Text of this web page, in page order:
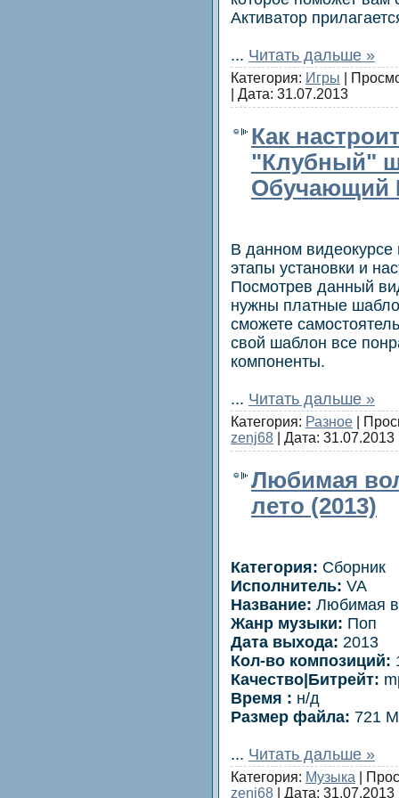
Активатор
... Читать дальше »
Категория: Игры |
| Дата: 31.07.2013
Как
"Клубный"
Обучающий
В данном
этапы установки и
Посмотрев данный
нужны платные
сможете
свой шаблон все
компоненты.
... Читать дальше »
Категория: Разное |
zenj68 | Дата: 31.07.2013
Любимая
лето (2013)
Категория: Сборник
Исполнитель: VA
Название: Любимая
Жанр музыки: Поп
Дата выхода: 2013
Кол-во композиций:
Качество|Битрейт:
Время : н/д
Размер файла: 721
... Читать дальше »
Категория: Музыка |
zenj68 | Дата: 31.07.2013